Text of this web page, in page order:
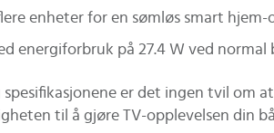
enheter for en sømløs smart hjem-
energiforbruk på 27.4 W ved normal
er det ingen tvil om at
til å gjøre TV-opplevelsen din